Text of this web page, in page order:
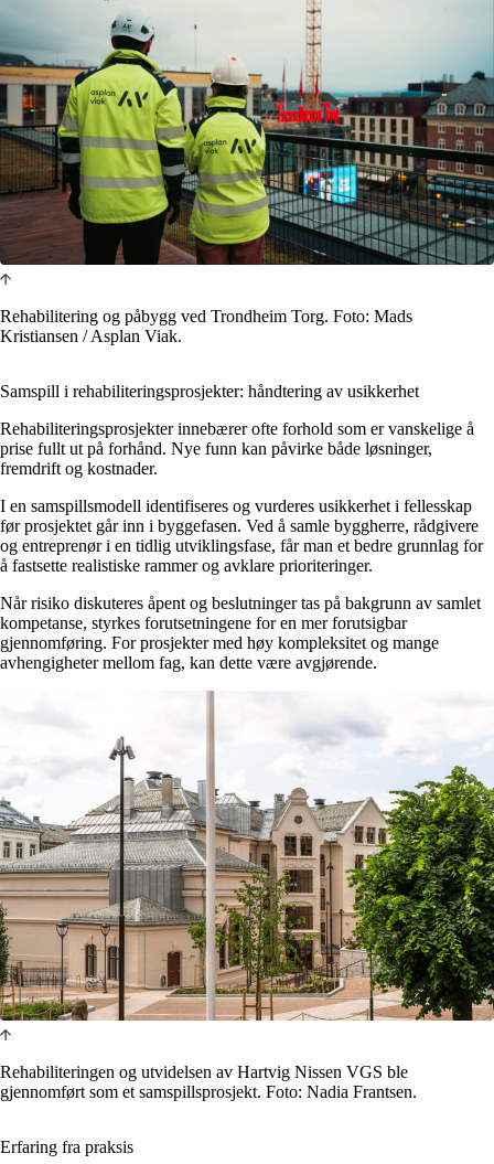
Rehabilitering og påbygg ved Trondheim Torg. Foto: Mads
Kristiansen / Asplan Viak.
Samspill i rehabiliteringsprosjekter: håndtering av usikkerhet
Rehabiliteringsprosjekter innebærer ofte forhold som er vanskelige å
prise fullt ut på forhånd. Nye funn kan påvirke både løsninger,
fremdrift og kostnader.
I en samspillsmodell identifiseres og vurderes usikkerhet i fellesskap
før prosjektet går inn i byggefasen. Ved å samle byggherre, rådgivere
og entreprenør i en tidlig utviklingsfase, får man et bedre grunnlag for
å fastsette realistiske rammer og avklare prioriteringer.
Når risiko diskuteres åpent og beslutninger tas på bakgrunn av samlet
kompetanse, styrkes forutsetningene for en mer forutsigbar
gjennomføring. For prosjekter med høy kompleksitet og mange
avhengigheter mellom fag, kan dette være avgjørende.
Rehabiliteringen og utvidelsen av Hartvig Nissen VGS ble
gjennomført som et samspillsprosjekt. Foto: Nadia Frantsen.
Erfaring fra praksis